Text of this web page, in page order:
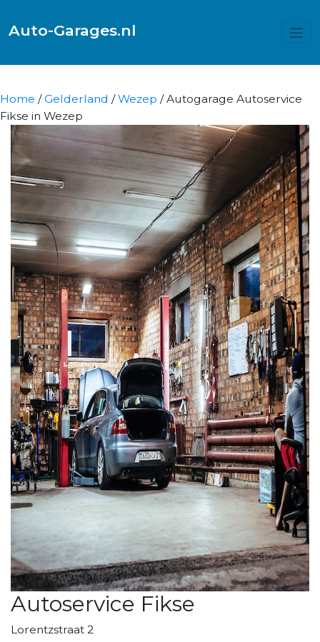
Auto-Garages.nl
Home /Gelderland /Wezep / Autogarage Autoservice
Fikse in Wezep
Autoservice Fikse
Lorentzstraat 2